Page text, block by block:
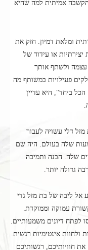
אמיתית למה שהיא
ומלאת דמיון. חזק את
יצירתיות או עידוד של
ולשתף אותך
פעילויות במשותף מה
ביחד", היא עדיין
מזל דלי עשויה לעבור
שלה בעולם. היה שם
שלה. הבנה ותמיכה
גדולה יותר.
אל ליבה של בת מזל גדי
עמוקה וממוקדת.
לפתח דיונים משמעותיים.
ולחוות אינטימיות רגשית.
חוויותיכם, רגשותיכם